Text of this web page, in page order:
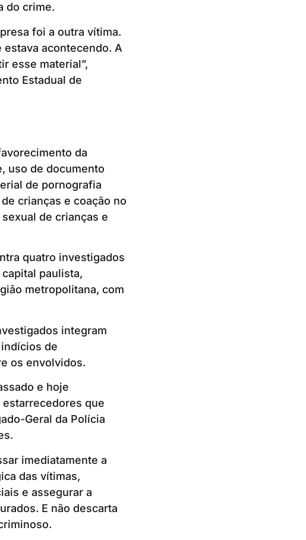
do crime.
foi a outra vítima.
estava acontecendo. A
esse material”,
Estadual de
da
uso de documento
de pornografia
crianças e coação no
de crianças e
quatro investigados
paulista,
metropolitana, com
integram
de
os envolvidos.
e hoje
que
Geral da Polícia
imediatamente a
das vítimas,
e assegurar a
E não descarta